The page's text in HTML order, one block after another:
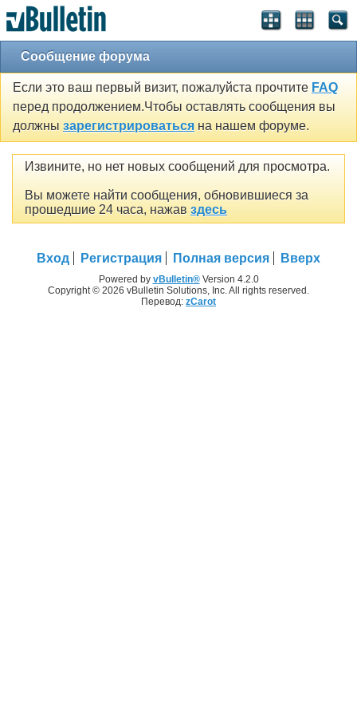
Сообщение форума
Если это ваш первый визит, пожалуйста прочтите FAQ
перед продолжением.Чтобы оставлять сообщения вы
должны зарегистрироваться на нашем форуме.
Извините, но нет новых сообщений для просмотра.
Вы можете найти сообщения, обновившиеся за
прошедшие 24 часа, нажав здесь
Вход Регистрация Полная версия Вверх
Powered by vBulletin®Version 4.2.0
Copyright © 2026 vBulletin Solutions, Inc. All rights reserved.
Перевод: zCarot